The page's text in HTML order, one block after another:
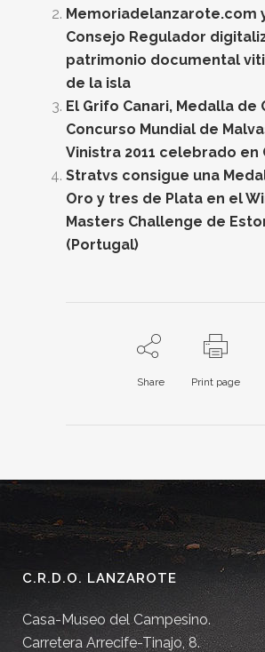
Memoriadelanzarote.com
Consejo Regulador
patrimonio documental
de la isla
El Grifo Canari, Medalla de
Concurso Mundial de
Vinistra 2011 celebrado en
Stratvs consigue una
Oro y tres de Plata en el
Masters Challenge de
(Portugal)
Share Print page
C.R.D.O. LANZAROTE
Casa-Museo del Campesino.
Carretera Arrecife-Tinajo, 8.